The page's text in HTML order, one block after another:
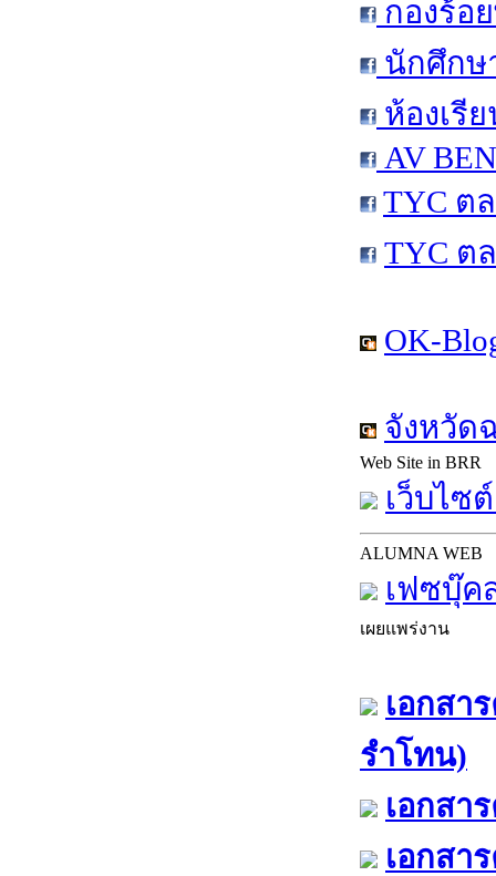
กองร้อ
นักศึกษ
ห้องเรี
AV
TYC ต
TYC ต
OK-
จังหวัด
Web Site in BRR
เว็บไซ
ALUMNA WEB
เฟซบุ๊ค
เผยแพร่งาน
เอกสา
รำโทน)
เอกสา
เอกสา